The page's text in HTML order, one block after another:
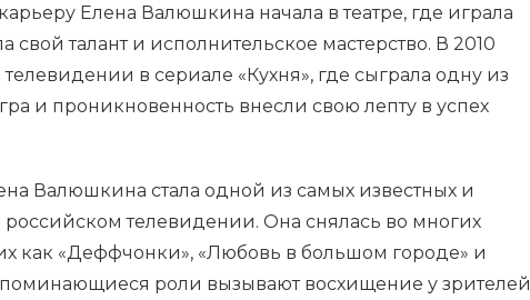
Елена Валюшкина начала в театре, где играла
свой талант и исполнительское мастерство. В 2010
в сериале «Кухня», где сыграла одну из
и проникновенность внесли свою лепту в успех
Валюшкина стала одной из самых известных и
российском телевидении. Она снялась во многих
как «Деффчонки», «Любовь в большом городе» и
роли вызывают восхищение у зрителей